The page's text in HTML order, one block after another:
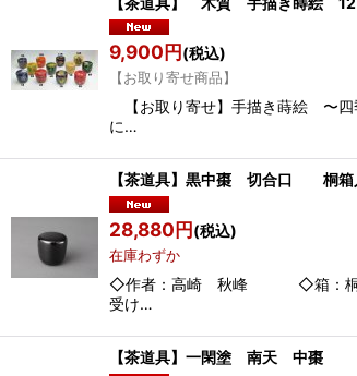
9,900円(税込)
【お取り寄せ商品】
【お取り寄せ】手描き蒔絵
に…
【茶道具】黒中棗 切合口
28,880円(税込)
在庫わずか
◇作者：高崎 秋峰 ◇箱：桐箱
受け…
【茶道具】一閑塗 南天